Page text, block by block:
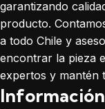
garantizando
producto.
a todo Chile y
encontrar la pieza
expertos y mantén
Información